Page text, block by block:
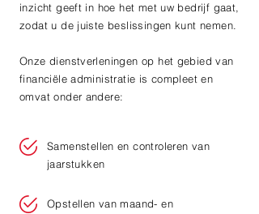
inzicht geeft in hoe het met uw bedrijf gaat,
zodat u de juiste beslissingen kunt nemen.
Onze dienstverleningen op het gebied van
financiële administratie is compleet en
omvat onder andere:
Samenstellen en controleren van
jaarstukken
Opstellen van maand- en